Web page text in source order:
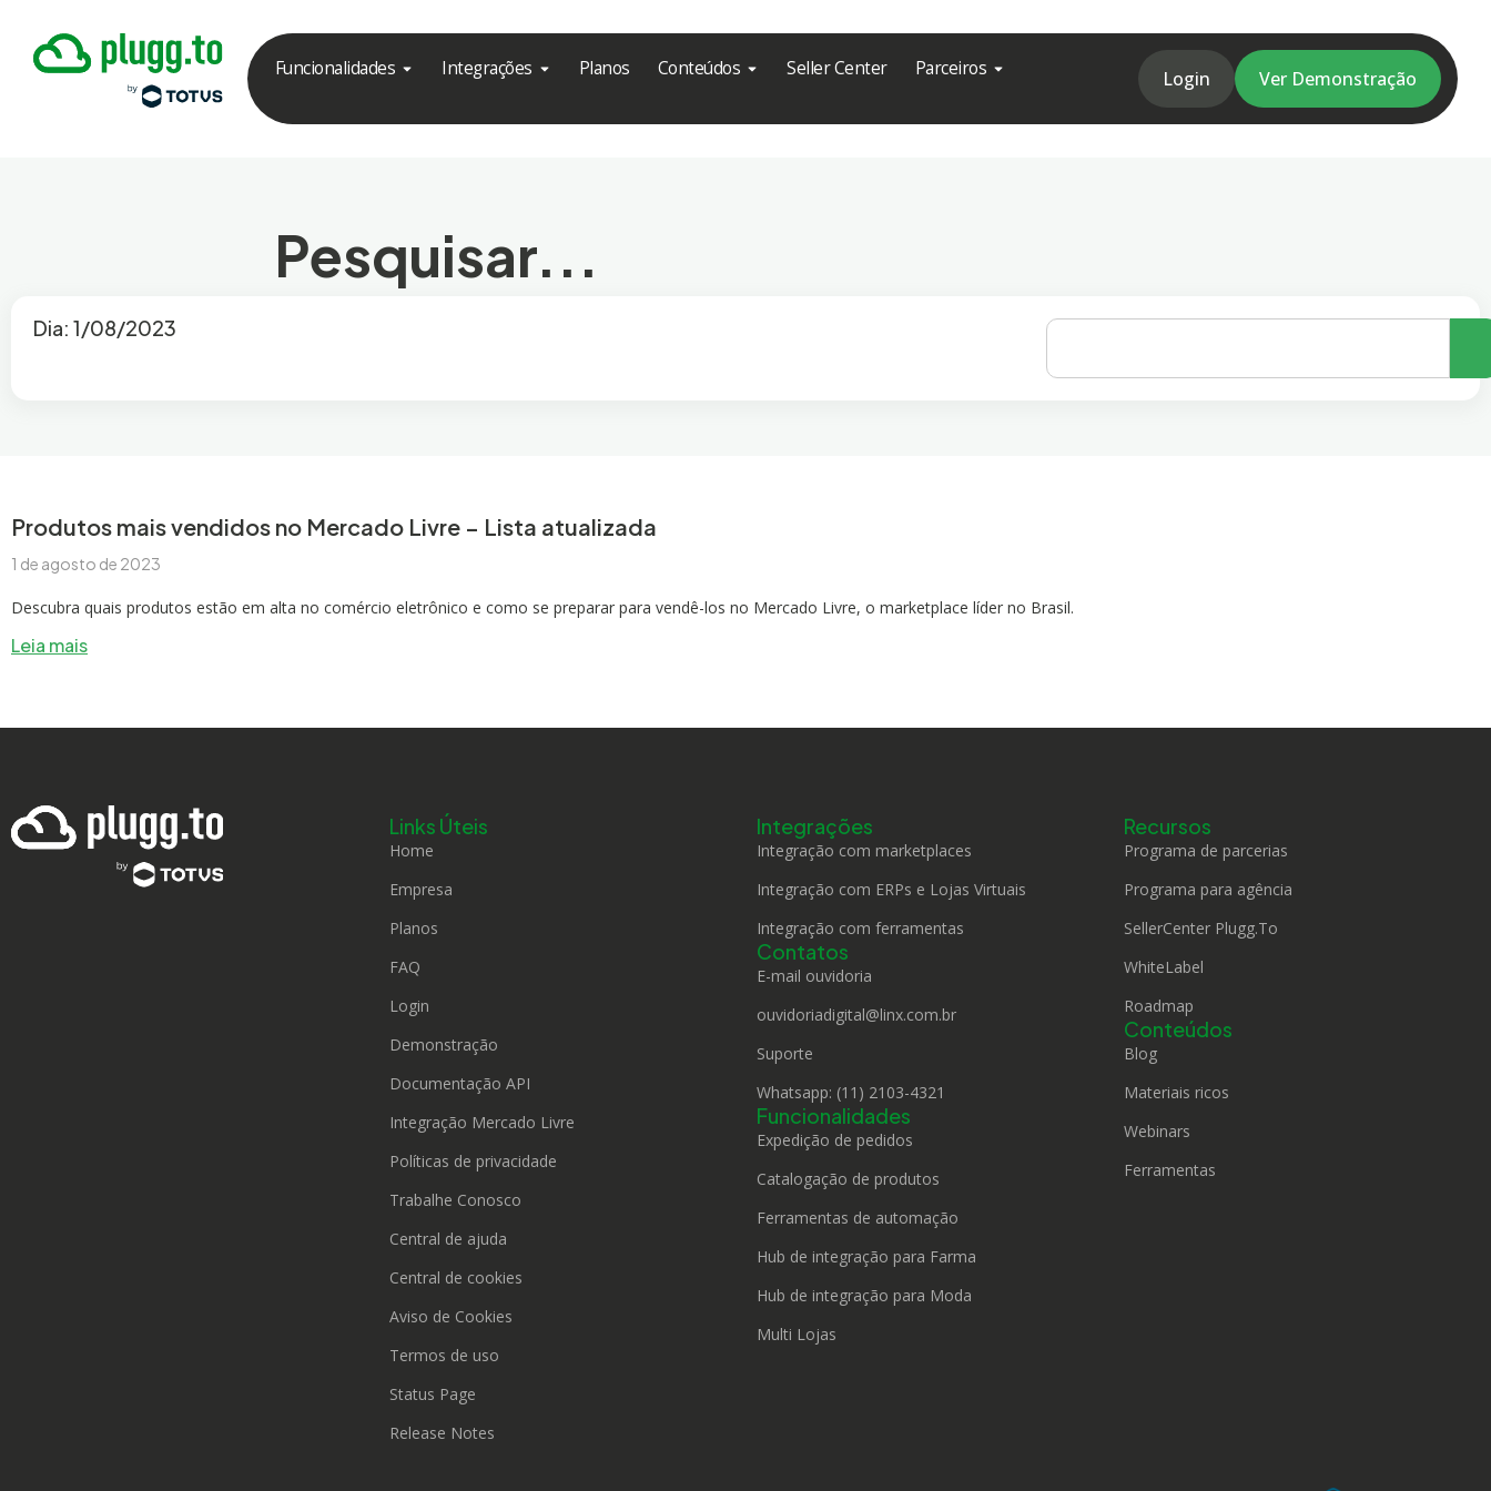
Funcionalidades Integrações Planos Conteúdos Seller Center Parceiros Login Ver Demonstração
Pesquisar...
Dia: 1/08/2023
Produtos mais vendidos no Mercado Livre – Lista atualizada
1 de agosto de 2023
Descubra quais produtos estão em alta no comércio eletrônico e como se preparar para vendê-los no Mercado Livre, o marketplace líder no Brasil.
Leia mais
Links Úteis
Home
Empresa
Planos
FAQ
Login
Demonstração
Documentação API
Integração Mercado Livre
Políticas de privacidade
Trabalhe Conosco
Central de ajuda
Central de cookies
Aviso de Cookies
Termos de uso
Status Page
Release Notes
Integrações
Integração com marketplaces
Integração com ERPs e Lojas Virtuais
Integração com ferramentas
Contatos
E-mail ouvidoria
ouvidoriadigital@linx.com.br
Suporte
Whatsapp: (11) 2103-4321
Funcionalidades
Expedição de pedidos
Catalogação de produtos
Ferramentas de automação
Hub de integração para Farma
Hub de integração para Moda
Multi Lojas
Recursos
Programa de parcerias
Programa para agência
SellerCenter Plugg.To
WhiteLabel
Roadmap
Conteúdos
Blog
Materiais ricos
Webinars
Ferramentas